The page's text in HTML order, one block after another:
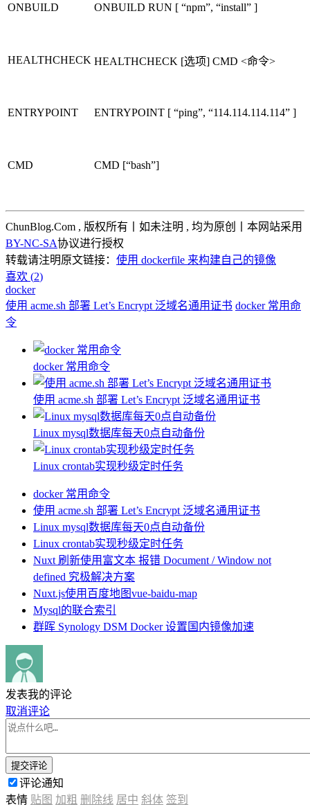
ONBUILD ONBUILD RUN [ “npm”, “install” ]
HEALTHCHECK HEALTHCHECK [选项] CMD <命令>
ENTRYPOINT ENTRYPOINT [ “ping”, “114.114.114.114” ]
CMD CMD [“bash”]
ChunBlog.Com , 版权所有丨如未注明 , 均为原创丨本网站采用
BY-NC-SA协议进行授权
转载请注明原文链接： 使用 dockerfile 来构建自己的镜像
喜欢 (2)
docker
使用 acme.sh 部署 Let’s Encrypt 泛域名通用证书 docker 常用命
令
docker 常用命令
使用 acme.sh 部署 Let’s Encrypt 泛域名通用证书
Linux mysql数据库每天0点自动备份
Linux crontab实现秒级定时任务
docker 常用命令
使用 acme.sh 部署 Let’s Encrypt 泛域名通用证书
Linux mysql数据库每天0点自动备份
Linux crontab实现秒级定时任务
Nuxt 刷新使用富文本 报错 Document / Window not
defined 究极解决方案
Nuxt.js使用百度地图vue-baidu-map
Mysql的联合索引
群晖 Synology DSM Docker 设置国内镜像加速
发表我的评论
取消评论
提交评论
评论通知
表情 贴图 加粗 删除线 居中 斜体 签到